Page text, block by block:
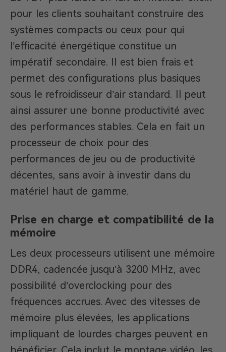
pour les clients souhaitant construire des
systèmes compacts ou ceux pour qui
l’efficacité énergétique constitue un
impératif secondaire. Il est bien frais et
permet des configurations plus basiques
sous le refroidisseur d’air standard. Il peut
ainsi assurer une bonne productivité avec
des performances stables. Cela en fait un
processeur de choix pour des
performances de jeu ou de productivité
décentes, sans avoir à investir dans du
matériel haut de gamme.
Prise en charge et compatibilité de la
mémoire
Les deux processeurs utilisent une mémoire
DDR4, cadencée jusqu’à 3200 MHz, avec
possibilité d’overclocking pour des
fréquences accrues. Avec des vitesses de
mémoire plus élevées, les applications
impliquant de lourdes charges peuvent en